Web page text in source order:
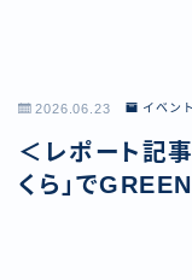
2026.06.23 イベント
＜レポート記
くら」で